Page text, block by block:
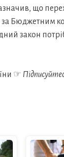
що
Бюджетним
закон
☞